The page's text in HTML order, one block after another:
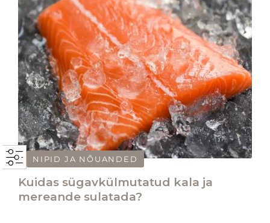
NIPID JA NÕUANDED
Kuidas sügavkülmutatud kala ja
mereande sulatada?